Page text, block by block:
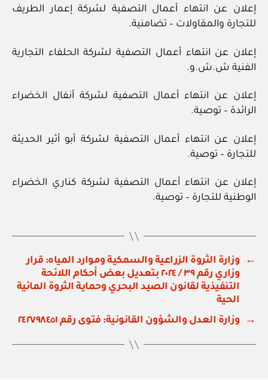
إعلان عن انتهاء أعمال التصفية لشركة إعمار الطريف
للتجارة والمقاولات – تضامنية.
إعلان عن انتهاء أعمال التصفية لشركة الحلفاء التجارية
الفنية ش.ش.و.
إعلان عن انتهاء أعمال التصفية لشركة أنفال الخضراء
الرائدة – توصية.
إعلان عن انتهاء أعمال التصفية لشركة أبو أثير الحديثة
للتجارة – توصية.
إعلان عن انتهاء أعمال التصفية لشركة كناري الخضراء
الوطنية للتجارة – توصية.
←
وزارة الثروة الزراعية والسمكية وموارد المياه: قرار
وزاري رقم ٣٩ / ٢٠٢٤ بتعديل بعض أحكام اللائحة
التنفيذية لقانون الصيد البحري وحماية الثروة المائية
الحية
→
وزارة العدل والشؤون القانونية: فتوى رقم ٢٤٢٧٩٨٤٥١